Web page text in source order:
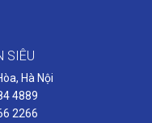
SIÊU
Hà Nội
4889
2266